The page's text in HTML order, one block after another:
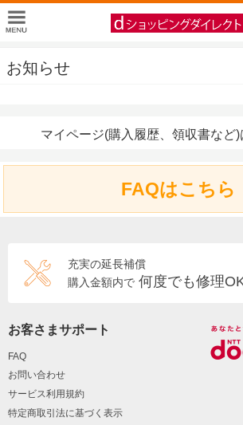
お知らせ
マイページ(購入履歴、領収書など)
FAQはこちら
充実の延長補償
購入金額内で 何度でも修理
お客さまサポート
FAQ
お問い合わせ
サービス利用規約
特定商取引法に基づく表示